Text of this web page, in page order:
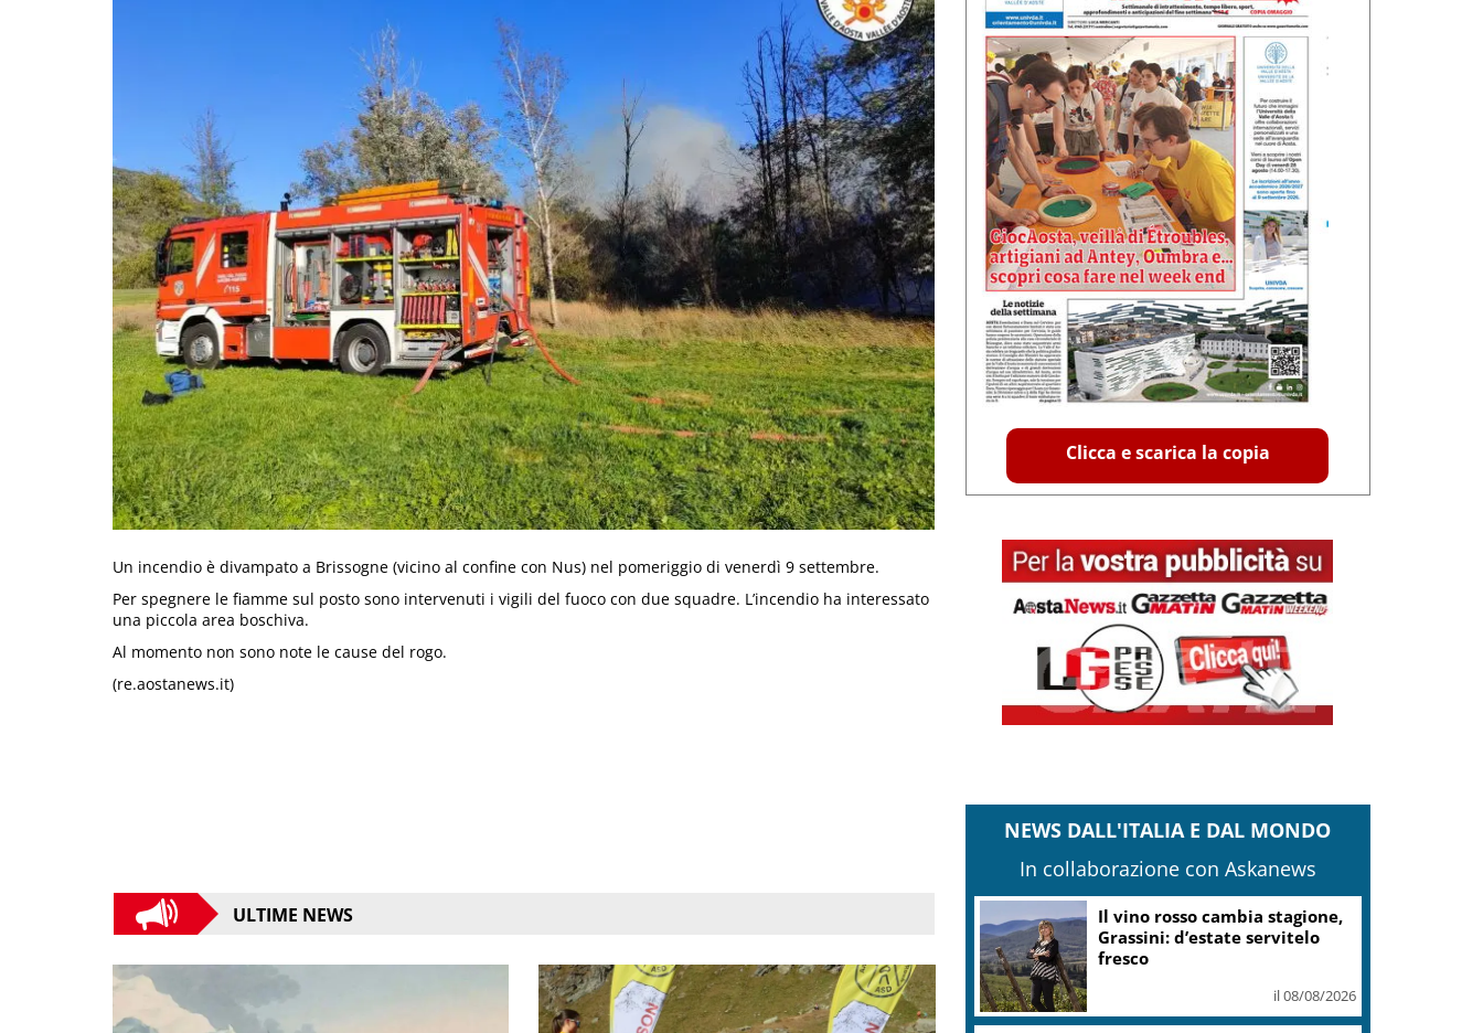
Un incendio è divampato a Brissogne (vicino al confine con Nus) nel pomeriggio di venerdì 9 settembre.
Per spegnere le fiamme sul posto sono intervenuti i vigili del fuoco con due squadre. L’incendio ha interessato
una piccola area boschiva.
Al momento non sono note le cause del rogo.
(re.aostanews.it)
ULTIME NEWS
Clicca e scarica la copia
NEWS DALL'ITALIA E DAL MONDO
In collaborazione con Askanews
Spagna-Italia, primi controlli a
turisti italiani in arrivo a
Madrid
il 08/08/2026